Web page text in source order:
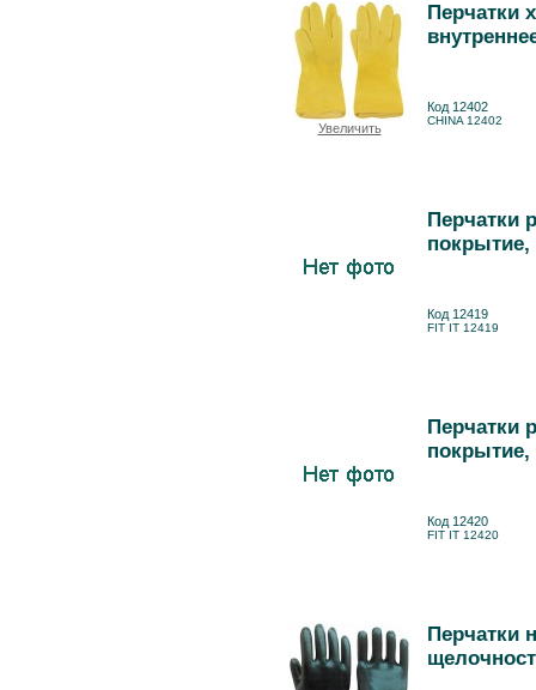
Увеличить
Перчатки
Код 12402
CHINA 12402
Перчатки
покрытие,
Код 12419
FIT IT 12419
Перчатки
покрытие,
Код 12420
FIT IT 12420
Перчатки